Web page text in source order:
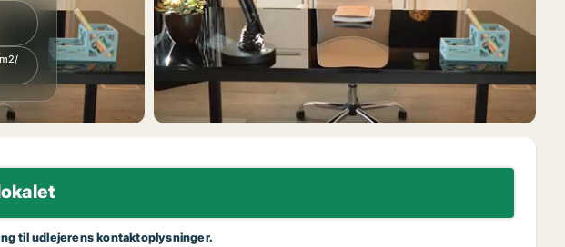
til udlejerens kontaktoplysninger.